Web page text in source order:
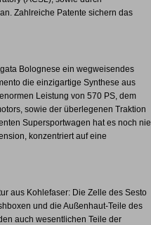
Zahlreiche Patente sichern das
Bolognese ein wegweisendes
die einzigartige Synthese aus
Leistung von 570 PS, dem
sowie der überlegenen Traktion
Supersportwagen hat es noch nie
konzentriert auf eine
aus Kohlefaser: Die Zelle des Sesto
und die Außenhaut-Teile des
auch wesentlichen Teile der